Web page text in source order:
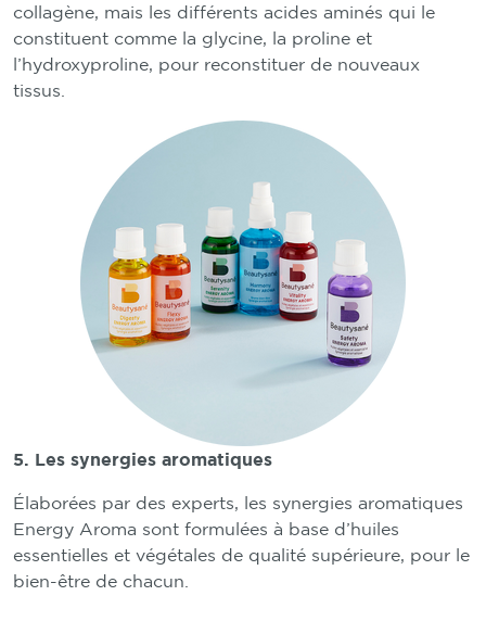
collagène, mais les différents acides aminés qui le
constituent comme la glycine, la proline et
l’hydroxyproline, pour reconstituer de nouveaux
tissus.
5. Les synergies aromatiques
Élaborées par des experts, les synergies aromatiques
Energy Aroma sont formulées à base d’huiles
essentielles et végétales de qualité supérieure, pour le
bien-être de chacun.